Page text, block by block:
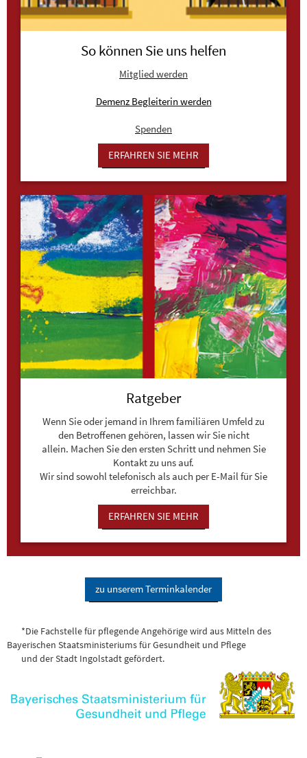
So können Sie uns helfen
Mitglied werden
Demenz Begleiterin werden
Spenden
ERFAHREN SIE MEHR
Ratgeber
Wenn Sie oder jemand in Ihrem familiären Umfeld zu
den Betroffenen gehören, lassen wir Sie nicht
allein. Machen Sie den ersten Schritt und nehmen Sie
Kontakt zu uns auf.
Wir sind sowohl telefonisch als auch per E-Mail für Sie
erreichbar.
ERFAHREN SIE MEHR
zu unserem Terminkalender
*Die Fachstelle für pflegende Angehörige wird aus Mitteln des
Bayerischen Staatsministeriums für Gesundheit und Pflege
und der Stadt Ingolstadt gefördert.